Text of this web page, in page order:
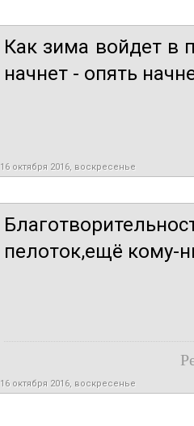
Как зима войдет в
начнет - опять
16 октября 2016, воскресенье
пелоток,ещё кому-
16 октября 2016, воскресенье